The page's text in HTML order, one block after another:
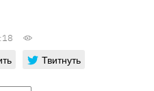
Твитнуть